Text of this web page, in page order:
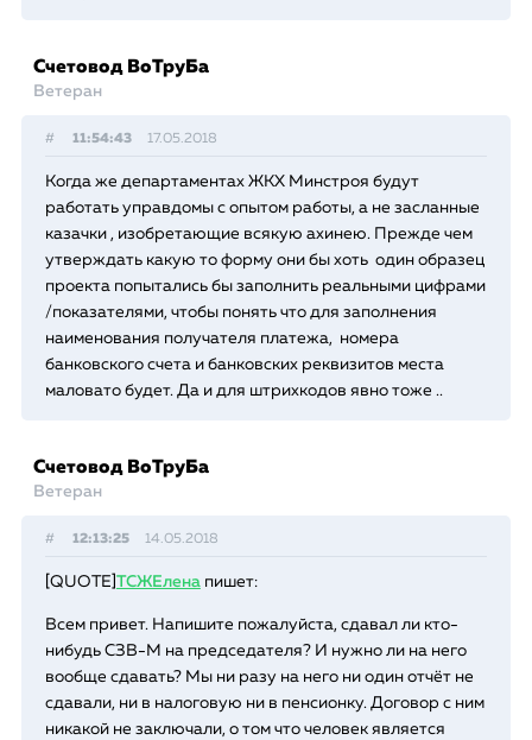
Счетовод ВоТруБа
Ветеран
# 11:54:43 17.05.2018
Когда же департаментах ЖКХ Минстроя будут
работать управдомы с опытом работы, а не засланные
казачки , изобретающие всякую ахинею. Прежде чем
утверждать какую то форму они бы хоть один образец
проекта попытались бы заполнить реальными цифрами
/показателями, чтобы понять что для заполнения
наименования получателя платежа, номера
банковского счета и банковских реквизитов места
маловато будет. Да и для штрихкодов явно тоже ..
Счетовод ВоТруБа
Ветеран
# 12:13:25 14.05.2018
[QUOTE] ТСЖЕленапишет:
Всем привет. Напишите пожалуйста, сдавал ли кто-
нибудь СЗВ-М на председателя? И нужно ли на него
вообще сдавать? Мы ни разу на него ни один отчёт не
сдавали, ни в налоговую ни в пенсионку. Договор с ним
никакой не заключали, о том что человек является